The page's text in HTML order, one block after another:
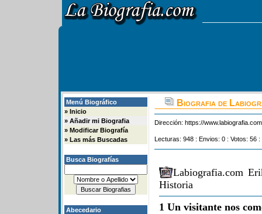
Menú Biográfico
» Inicio
» Añadir mi Biografia
» Modificar Biografía
» Las más Buscadas
Busca Biografías
Abecedario
Biografia de
Dirección: https://
Lecturas: 948 : Envios: 0 : Votos: 56
Labiografia.com
Historia
1 Un visitante nos